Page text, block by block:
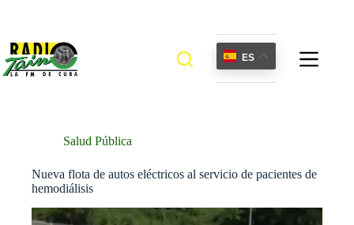
ES
Salud Pública
Nueva flota de autos eléctricos al servicio de pacientes de
hemodiálisis